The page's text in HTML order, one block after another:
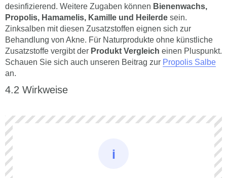
desinfizierend. Weitere Zugaben können Bienenwachs,
Propolis, Hamamelis, Kamille und Heilerde sein.
Zinksalben mit diesen Zusatzstoffen eignen sich zur
Behandlung von Akne. Für Naturprodukte ohne künstliche
Zusatzstoffe vergibt der Produkt Vergleich einen Pluspunkt.
Schauen Sie sich auch unseren Beitrag zur Propolis Salbe
an.
Wirkweise